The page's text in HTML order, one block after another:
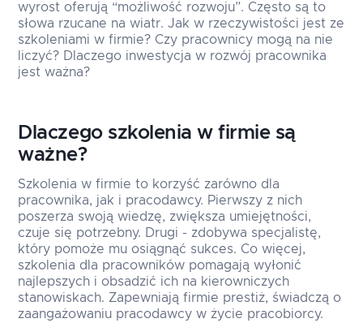
wyrost oferują “możliwość rozwoju”. Często są to
słowa rzucane na wiatr. Jak w rzeczywistości jest ze
szkoleniami w firmie? Czy pracownicy mogą na nie
liczyć? Dlaczego inwestycja w rozwój pracownika
jest ważna?
Dlaczego szkolenia w firmie są
ważne?
Szkolenia w firmie to korzyść zarówno dla
pracownika, jak i pracodawcy. Pierwszy z nich
poszerza swoją wiedzę, zwiększa umiejętności,
czuje się potrzebny. Drugi - zdobywa specjalistę,
który pomoże mu osiągnąć sukces. Co więcej,
szkolenia dla pracowników pomagają wyłonić
najlepszych i obsadzić ich na kierowniczych
stanowiskach. Zapewniają firmie prestiż, świadczą o
zaangażowaniu pracodawcy w życie pracobiorcy.